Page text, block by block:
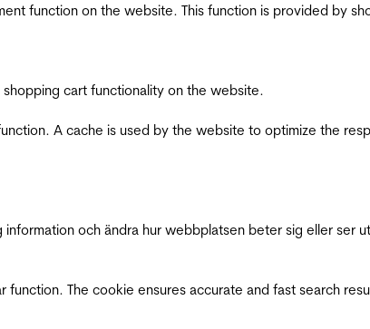
function on the website. This function is provided by
cart functionality on the website.
A cache is used by the website to optimize the
och ändra hur webbplatsen beter sig eller ser
The cookie ensures accurate and fast search